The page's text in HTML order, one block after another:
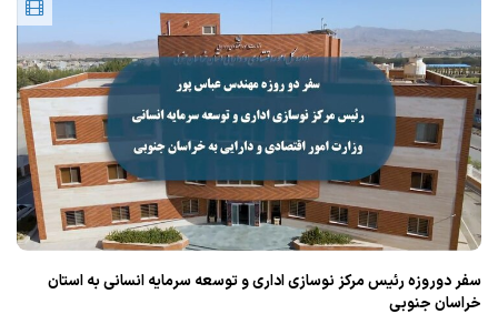
سفر دوروزه رئیس مرکز نوسازی اداری و توسعه سرمایه انسانی به استان
خراسان جنوبی